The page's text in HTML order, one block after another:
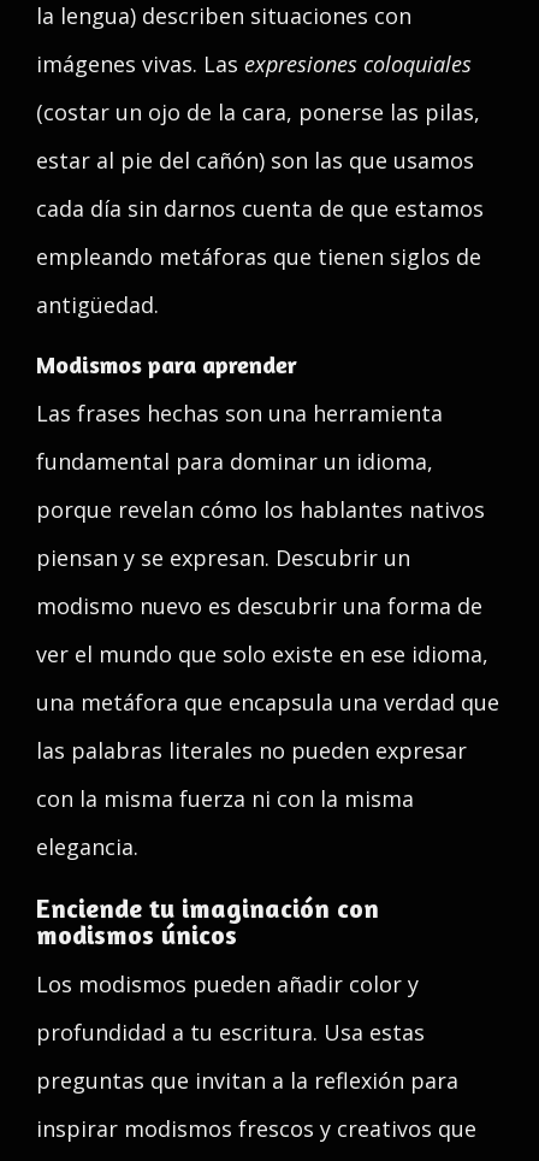
la lengua) describen situaciones con
imágenes vivas. Las expresiones coloquiales
(costar un ojo de la cara, ponerse las pilas,
estar al pie del cañón) son las que usamos
cada día sin darnos cuenta de que estamos
empleando metáforas que tienen siglos de
antigüedad.
Modismos para aprender
Las frases hechas son una herramienta
fundamental para dominar un idioma,
porque revelan cómo los hablantes nativos
piensan y se expresan. Descubrir un
modismo nuevo es descubrir una forma de
ver el mundo que solo existe en ese idioma,
una metáfora que encapsula una verdad que
las palabras literales no pueden expresar
con la misma fuerza ni con la misma
elegancia.
Enciende tu imaginación con
modismos únicos
Los modismos pueden añadir color y
profundidad a tu escritura. Usa estas
preguntas que invitan a la reflexión para
inspirar modismos frescos y creativos que